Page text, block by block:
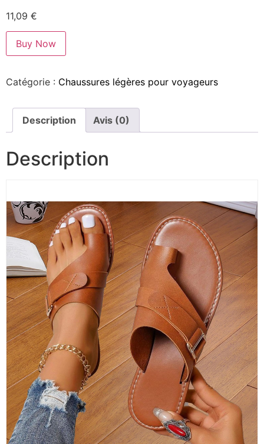
11,09 €
Buy Now
Catégorie : Chaussures légères pour voyageurs
Description Avis (0)
Description